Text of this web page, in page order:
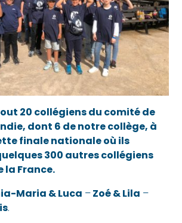
20 collégiens du comité de
dont 6 de notre collège, à
finale nationale où ils
300 autres collégiens
la France.
Maria & Luca –Zoé & Lila –
.